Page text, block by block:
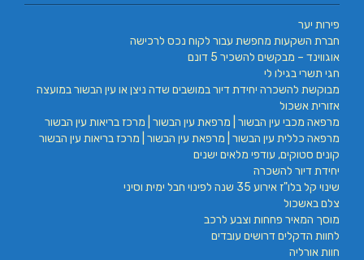
פירות יער
חברת השקעות מחפשת עבור לקוח נכס לרכישה
אוגווינד – מבקשים להשכיר 5 דונם
חגי תשרי בגילו לי
מבוקשת להשכרה יחידת דיור במושבים שדה ניצן או עין הבשור במועצה
אזורית אשכול
מרפאה מכבי עין הבשור | מרפאת עין הבשור | מרכז בריאות עין הבשור
מרפאה כללית עין הבשור | מרפאת עין הבשור | מרכז בריאות עין הבשור
קונים סטוקים, עודפי מלאים ישנים
יחידת דיור להשכרה
שינוי קל בלו"ז אירוע 35 שנה לפינוי חבל ימית וסיני
צלם באשכול
מוסך המאיר פחחות וצבע לרכב
לחוות הדקלים דרושים עובדים
חוות אורליה